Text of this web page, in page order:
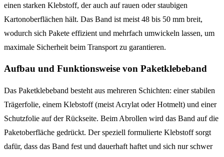
einen starken Klebstoff, der auch auf rauen oder staubigen
Kartonoberflächen hält. Das Band ist meist 48 bis 50 mm breit,
wodurch sich Pakete effizient und mehrfach umwickeln lassen, um
maximale Sicherheit beim Transport zu garantieren.
Aufbau und Funktionsweise von Paketklebeband
Das Paketklebeband besteht aus mehreren Schichten: einer stabilen
Trägerfolie, einem Klebstoff (meist Acrylat oder Hotmelt) und einer
Schutzfolie auf der Rückseite. Beim Abrollen wird das Band auf die
Paketoberfläche gedrückt. Der speziell formulierte Klebstoff sorgt
dafür, dass das Band fest und dauerhaft haftet und sich nur schwer